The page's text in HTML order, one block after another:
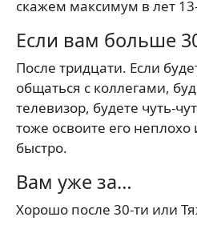
скажем максимум в лет
Если вам больше
После тридцати. Если
общаться с коллегами,
телевизор, будете чуть-
тоже освоите его
быстро.
Вам уже за…
Хорошо после 30-ти или